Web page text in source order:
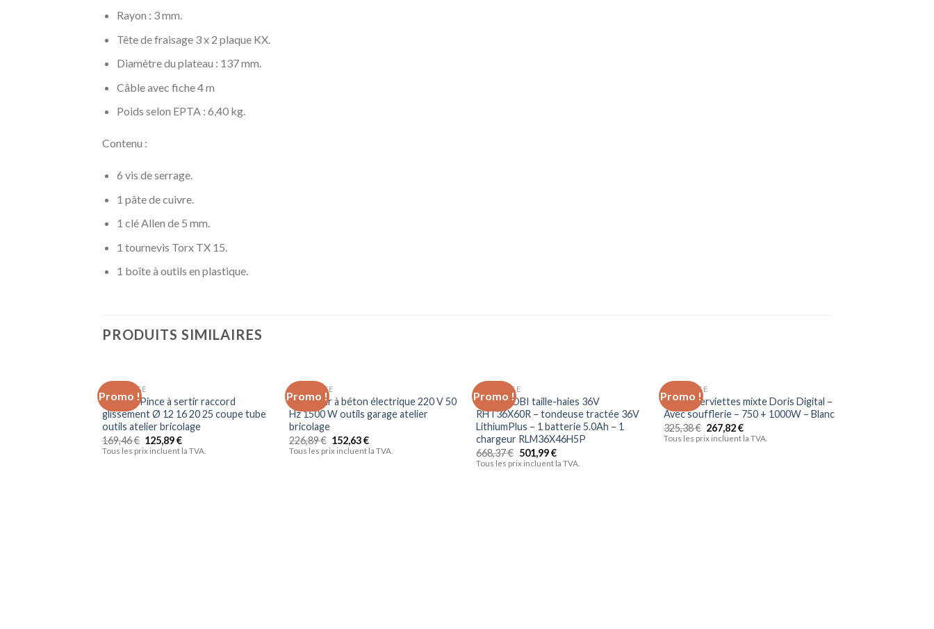
Rayon : 3 mm.
Tête de fraisage 3 x 2 plaque KX.
Diamètre du plateau : 137 mm.
Câble avec fiche 4 m
Poids selon EPTA : 6,40 kg.
Contenu :
6 vis de serrage.
1 pâte de cuivre.
1 clé Allen de 5 mm.
1 tournevis Torx TX 15.
1 boîte à outils en plastique.
PRODUITS SIMILAIRES
Promo !
Ajouter
à la liste
d’envies
BRICOLAGE
Coffret Pince à sertir raccord
glissement Ø 12 16 20 25 coupe tube
outils atelier bricolage
169,46€ 125,89€
Tous les prix incluent la TVA.
Promo !
Ajouter
à la liste
d’envies
BRICOLAGE
Vibrateur à béton électrique 220 V 50
Hz 1500 W outils garage atelier
bricolage
226,89€ 152,63€
Tous les prix incluent la TVA.
Promo !
d’envies
BRICOLAGE
Pack RYOBI taille-haies 36V
RHT36X60R – tondeuse tractée 36V
LithiumPlus – 1 batterie 5.0Ah – 1
chargeur RLM36X46H5P
668,37€ 501,99€
Tous les prix incluent la TVA.
Promo !
Ajouter
à la liste
d’envies
BRICOLAGE
Sèche-serviettes mixte Doris Digital –
Avec soufflerie – 750 + 1000W – Blanc
325,38€ 267,82€
Tous les prix incluent la TVA.